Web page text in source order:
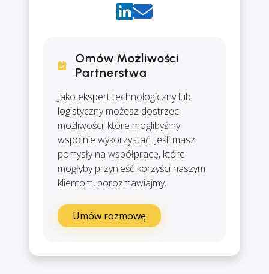
Omów Możliwości
Partnerstwa
Jako ekspert technologiczny lub
logistyczny możesz dostrzec
możliwości, które moglibyśmy
wspólnie wykorzystać. Jeśli masz
pomysły na współpracę, które
mogłyby przynieść korzyści naszym
klientom, porozmawiajmy.
Umów rozmowę